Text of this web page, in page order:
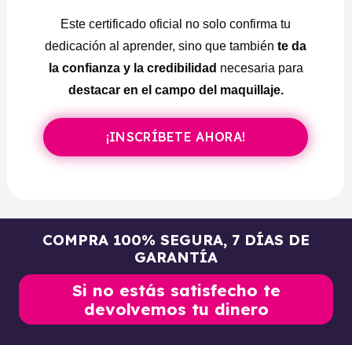
Glitter
Módulo 22:
Técnica de maquillaje tonos neón con
delineado flotante
Este certificado oficial no solo confirma tu
dedicación al aprender, sino que también te da
la confianza y la credibilidad necesaria para
destacar en el campo del maquillaje.
¡INSCRÍBETE AHORA!
COMPRA 100% SEGURA, 7 DÍAS DE
GARANTÍA
Si no estás satisfecho te
devolvemos tu dinero